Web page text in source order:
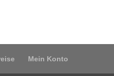
Mein Konto